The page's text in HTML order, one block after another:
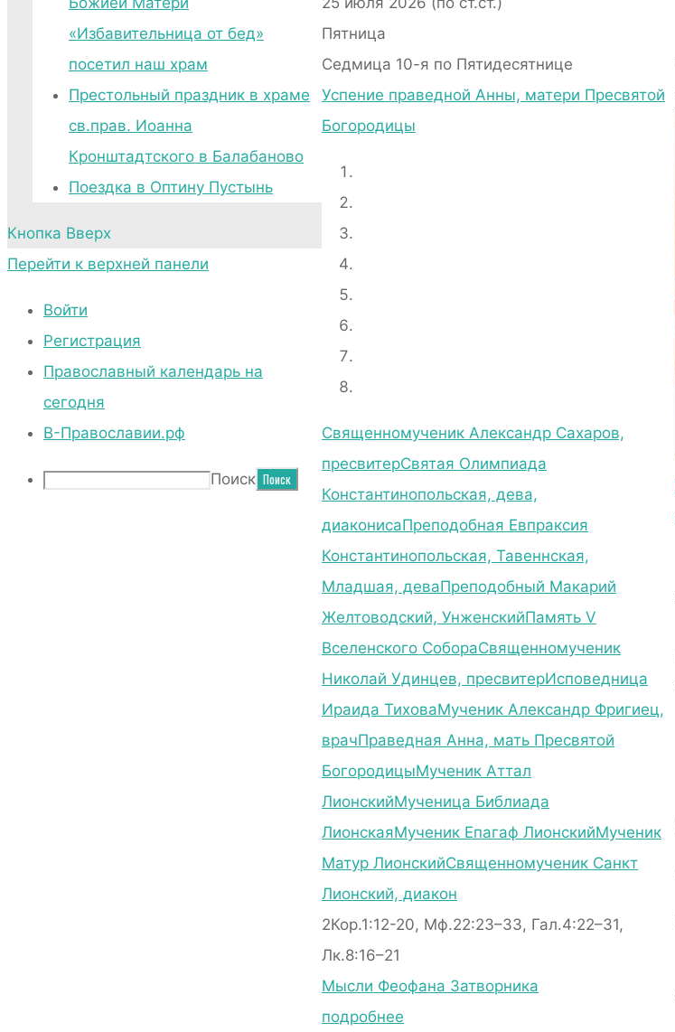
св.прав. Иоанна
Балабаново
20230614-WA0002
«Избавительница от бед»
посетил наш храм
Престольный праздник в храме
св.прав. Иоанна
Кронштадтского в Балабаново
Поездка в Оптину Пустынь
Пятница
Седмица 10-я по Пятидесятнице
Успение праведной Анны, матери Пресвятой
Богородицы
Священномученик Александр Сахаров,
пресвитерСвятая Олимпиада
Константинопольская, дева,
диаконисаПреподобная Евпраксия
Константинопольская, Тавеннская,
Младшая, деваПреподобный Макарий
Желтоводский, УнженскийПамять V
Вселенского СобораСвященномученик
Николай Удинцев, пресвитерИсповедница
Ираида ТиховаМученик Александр Фригиец,
врачПраведная Анна, мать Пресвятой
БогородицыМученик Аттал
ЛионскийМученица Библиада
ЛионскаяМученик Епагаф ЛионскийМученик
Матур ЛионскийСвященномученик Санкт
Лионский, диакон
2Кор.1:12-20, Мф.22:23–33, Гал.4:22–31,
Лк.8:16–21
Мысли Феофана Затворника
подробнее
Кнопка Вверх
Перейти к верхней панели
Войти
Регистрация
Православный календарь на
сегодня
В-Православии.рф
Поиск